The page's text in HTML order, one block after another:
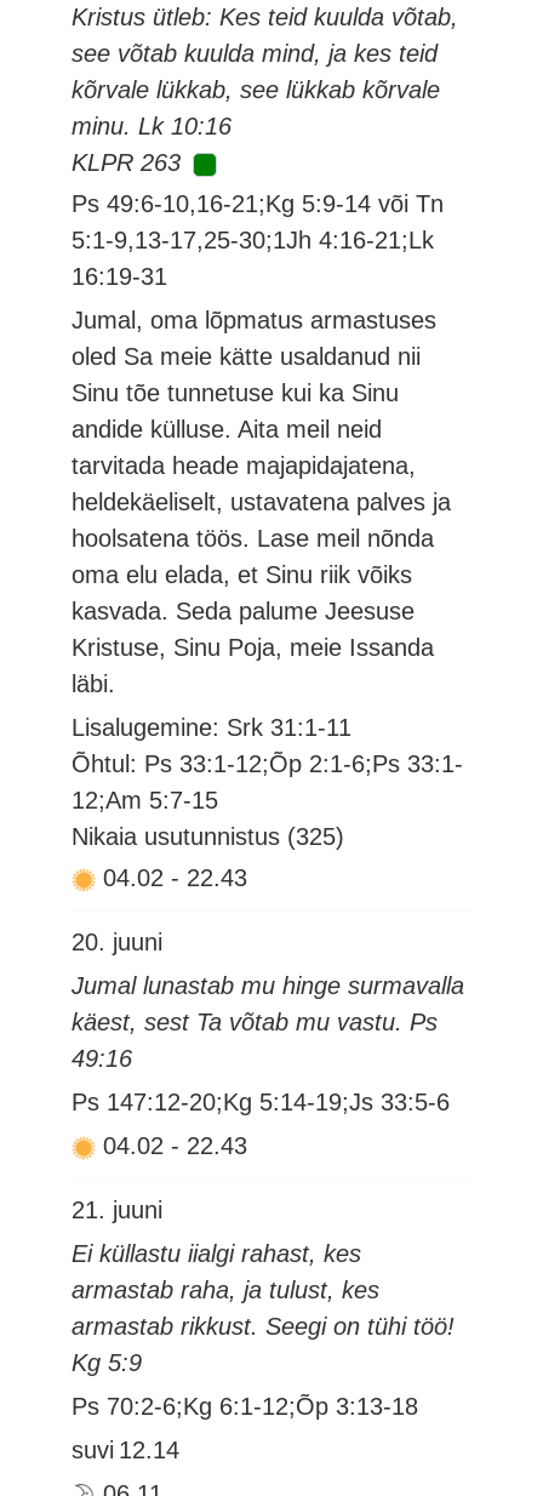
Kristus ütleb: Kes teid kuulda võtab,
see võtab kuulda mind, ja kes teid
kõrvale lükkab, see lükkab kõrvale
minu. Lk 10:16
KLPR 263
Ps 49:6-10,16-21;Kg 5:9-14 või Tn
5:1-9,13-17,25-30;1Jh 4:16-21;Lk
16:19-31
Jumal, oma lõpmatus armastuses
oled Sa meie kätte usaldanud nii
Sinu tõe tunnetuse kui ka Sinu
andide külluse. Aita meil neid
tarvitada heade majapidajatena,
heldekäeliselt, ustavatena palves ja
hoolsatena töös. Lase meil nõnda
oma elu elada, et Sinu riik võiks
kasvada. Seda palume Jeesuse
Kristuse, Sinu Poja, meie Issanda
läbi.
Lisalugemine: Srk 31:1-11
Õhtul: Ps 33:1-12;Õp 2:1-6;Ps 33:1-
12;Am 5:7-15
Nikaia usutunnistus (325)
04.02 - 22.43
20. juuni
Jumal lunastab mu hinge surmavalla
käest, sest Ta võtab mu vastu. Ps
49:16
Ps 147:12-20;Kg 5:14-19;Js 33:5-6
04.02 - 22.43
21. juuni
Ei küllastu iialgi rahast, kes
armastab raha, ja tulust, kes
armastab rikkust. Seegi on tühi töö!
Kg 5:9
Ps 70:2-6;Kg 6:1-12;Õp 3:13-18
suvi 12.14